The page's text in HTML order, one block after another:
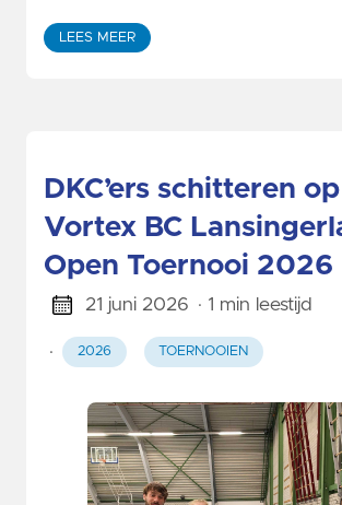
LEES MEER
DKC’ers schitteren
Vortex BC
Open Toernooi 2026
21 juni 2026 · 1 min leestijd
· 2026 TOERNOOIEN